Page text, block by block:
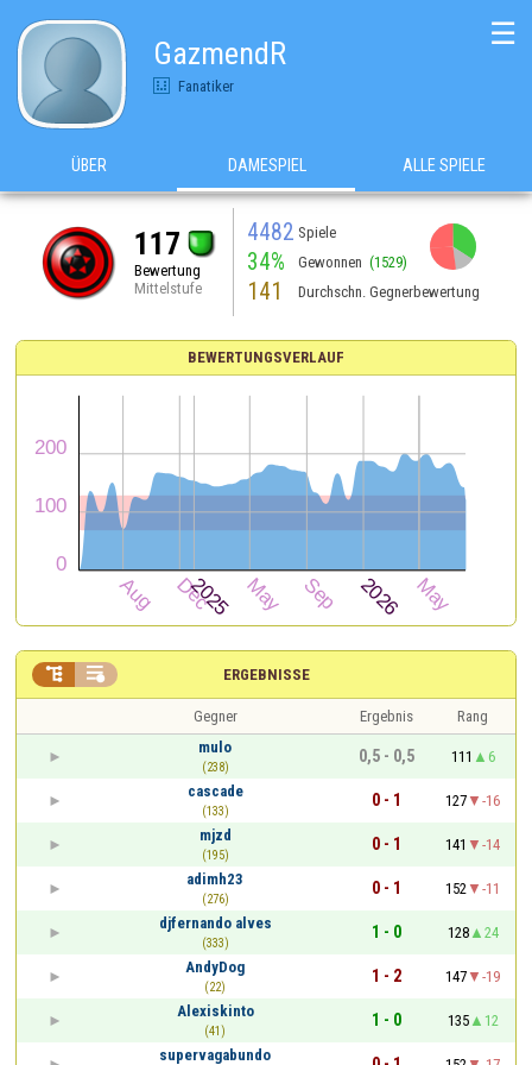
GazmendR
Fanatiker
☰
ÜBER DAMESPIEL ALLE SPIELE
117
Bewertung
Mittelstufe
4482 Spiele
34% Gewonnen (1529)
141 Durchschn. Gegnerbewertung
BEWERTUNGSVERLAUF
ERGEBNISSE
 
Gegner Ergebnis
Rang
mulo
(238)
0,5 - 0,5 111
6
cascade
(133)
0 - 1 127
-16
mjzd
(195)
0 - 1 141
-14
adimh23
(276)
0 - 1 152
-11
djfernando alves
(333)
1 - 0 128
24
AndyDog
(22)
1 - 2 147
-19
Alexiskinto
(41)
1 - 0 135
12
supervagabundo